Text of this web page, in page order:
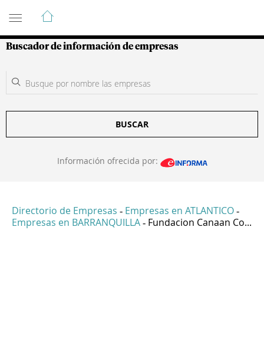
Guía de Empresas Colombianas
Buscador de información de empresas
BUSCAR
Información ofrecida por:
Directorio de Empresas - Empresas en ATLANTICO -
Empresas en BARRANQUILLA - Fundacion Canaan Co...